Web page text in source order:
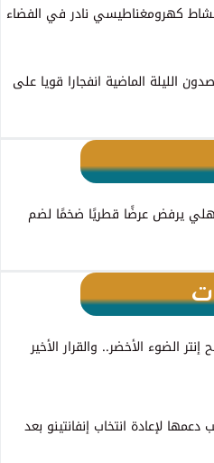
كهرومغناطيسي نادر في الفضاء
الليلة الماضية انفجارا قويا على
يرفض عرضًا قطريًا ضخمًا لضم
إنتر الضوء الأخضر.. والقرار الأخير
لإعادة انتخاب إنفانتينو بعد